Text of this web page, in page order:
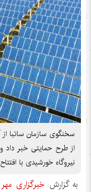
نیروگاه خورشیدی با افتتاح ۲۰ سامانه به صورت نمادین، آغاز می‌شود.
به گزارش خبرگزاری مهر